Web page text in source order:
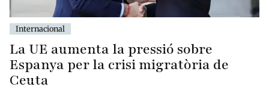
Internacional
La UE aumenta la pressió sobre
Espanya per la crisi migratòria de
Ceuta